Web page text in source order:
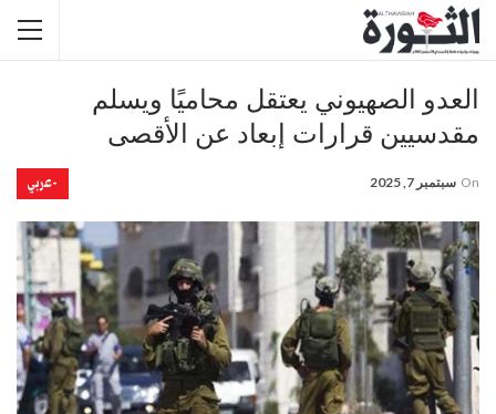
العدو الصهيوني يعتقل محاميًا ويسلم
مقدسيين قرارات إبعاد عن الأقصى
-عربي On سبتمبر 7, 2025